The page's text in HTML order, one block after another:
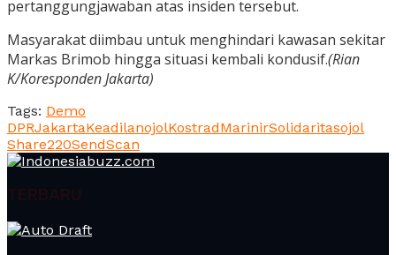
pertanggungjawaban atas insiden tersebut.
Masyarakat diimbau untuk menghindari kawasan sekitar
Markas Brimob hingga situasi kembali kondusif.(Rian
K/Koresponden Jakarta)
Tags: Demo
DPRJakartaKeadilanojolKostradMarinirSolidaritasojol
Share220SendScan
TERBARU